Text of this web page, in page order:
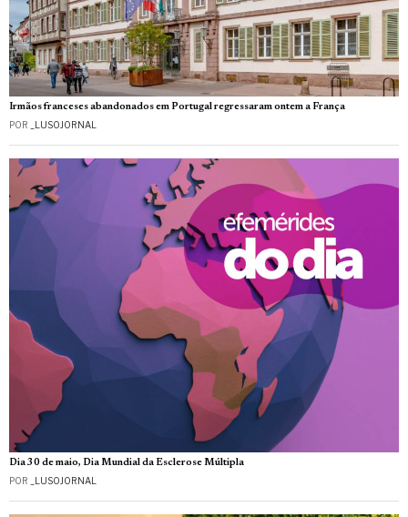
Irmãos franceses abandonados em Portugal regressaram ontem a França
POR _LUSOJORNAL
Dia 30 de maio, Dia Mundial da Esclerose Múltipla
POR _LUSOJORNAL